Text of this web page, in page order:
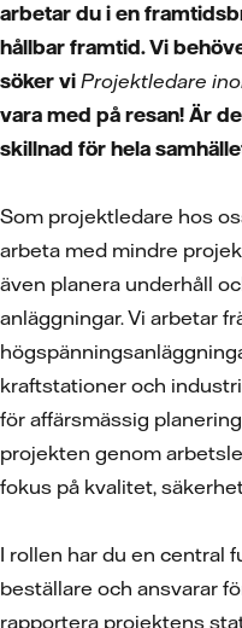
arbetar du i en
hållbar framtid. Vi
söker vi Projektledare
vara med på resan! Är
skillnad för hela
Som projektledare hos
arbeta med mindre
även planera underhåll
anläggningar. Vi arbetar
kraftstationer och
för affärsmässig
projekten genom
fokus på kvalitet,
I rollen har du en central
beställare och ansvarar
rapportera projektens